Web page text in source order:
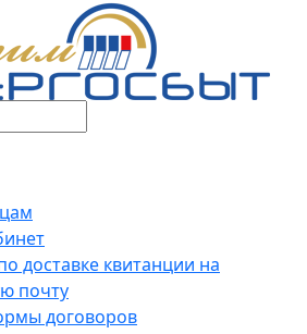
доставке квитанции на
почту
договоров